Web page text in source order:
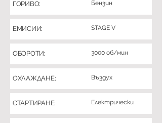
ГОРИВО: Бензин
ЕМИСИИ: STAGE V
ОБОРОТИ: 3000 об/мин
ОХЛАЖДАНЕ: Въздух
СТАРТИРАНЕ: Електрически